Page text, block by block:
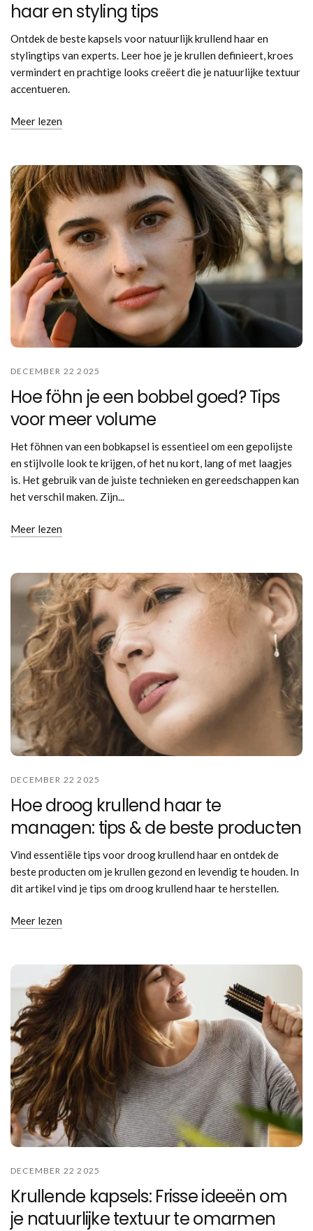
haar en styling tips
Ontdek de beste kapsels voor natuurlijk krullend haar en
stylingtips van experts. Leer hoe je je krullen definieert, kroes
vermindert en prachtige looks creëert die je natuurlijke textuur
accentueren.
Meer lezen
DECEMBER 22 2025
Hoe föhn je een bobbel goed? Tips
voor meer volume
Het föhnen van een bobkapsel is essentieel om een gepolijste
en stijlvolle look te krijgen, of het nu kort, lang of met laagjes
is. Het gebruik van de juiste technieken en gereedschappen kan
het verschil maken. Zijn...
Meer lezen
DECEMBER 22 2025
Hoe droog krullend haar te
managen: tips & de beste producten
Vind essentiële tips voor droog krullend haar en ontdek de
beste producten om je krullen gezond en levendig te houden. In
dit artikel vind je tips om droog krullend haar te herstellen.
Meer lezen
DECEMBER 22 2025
Krullende kapsels: Frisse ideeën om
je natuurlijke textuur te omarmen